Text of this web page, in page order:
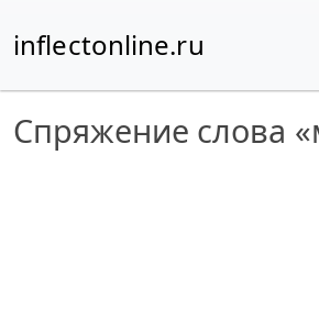
inflectonline.ru
Спряжение слова